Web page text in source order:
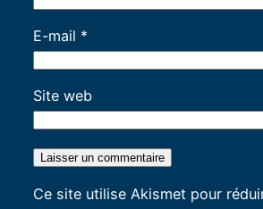
E-mail *
Site web
Ce site utilise Akismet pour